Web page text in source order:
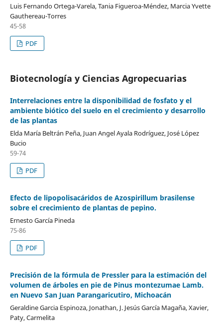
Luis Fernando Ortega-Varela, Tania Figueroa-Méndez, Marcia Yvette
Gauthereau-Torres
45-58
PDF
Biotecnología y Ciencias Agropecuarias
Interrelaciones entre la disponibilidad de fosfato y el
ambiente biótico del suelo en el crecimiento y desarrollo
de las plantas
Elda María Beltrán Peña, Juan Angel Ayala Rodrí­guez, José López
Bucio
59-74
PDF
Efecto de lipopolisacáridos de Azospirillum brasilense
sobre el crecimiento de plantas de pepino.
Ernesto Garcí­a Pineda
75-86
PDF
Precisión de la fórmula de Pressler para la estimación del
volumen de árboles en pie de Pinus montezumae Lamb.
en Nuevo San Juan Parangaricutiro, Michoacán
Geraldine Garcia Espinoza, Jonathan, J. Jesús Garcí­a Magaña, Xavier,
Paty, Carmelita